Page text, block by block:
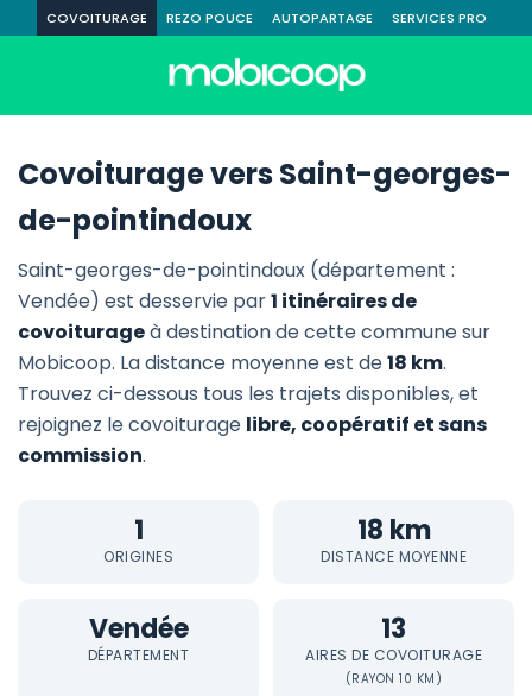
COVOITURAGE REZO POUCE AUTOPARTAGE SERVICES PRO
Covoiturage vers Saint-georges-
de-pointindoux
Saint-georges-de-pointindoux (département :
Vendée) est desservie par1 itinéraires de
covoiturageà destination de cette commune sur
Mobicoop. La distance moyenne est de18 km.
Trouvez ci-dessous tous les trajets disponibles, et
rejoignez le covoiturage libre, coopératif et sans
commission.
1
ORIGINES
18 km
DISTANCE MOYENNE
Vendée
DÉPARTEMENT
13
AIRES DE COVOITURAGE
(RAYON 10 KM)